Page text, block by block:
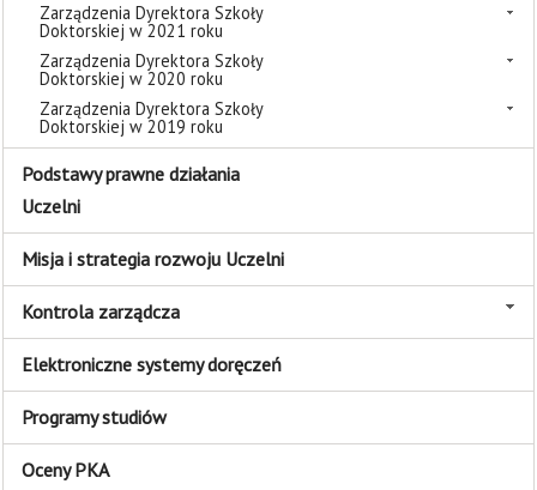
Zarządzenia Dyrektora Szkoły
Doktorskiej w 2021 roku
Zarządzenia Dyrektora Szkoły
Doktorskiej w 2020 roku
Zarządzenia Dyrektora Szkoły
Doktorskiej w 2019 roku
Podstawy prawne działania
Uczelni
Misja i strategia rozwoju Uczelni
Kontrola zarządcza
Elektroniczne systemy doręczeń
Programy studiów
Oceny PKA